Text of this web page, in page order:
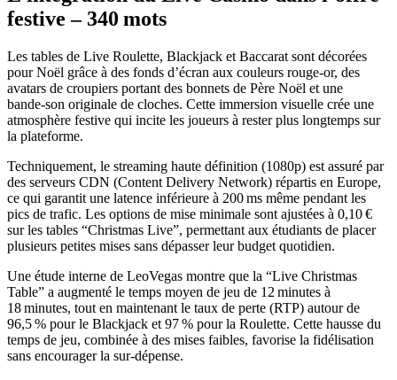
festive – 340 mots
Les tables de Live Roulette, Blackjack et Baccarat sont décorées
pour Noël grâce à des fonds d’écran aux couleurs rouge‑or, des
avatars de croupiers portant des bonnets de Père Noël et une
bande‑son originale de cloches. Cette immersion visuelle crée une
atmosphère festive qui incite les joueurs à rester plus longtemps sur
la plateforme.
Techniquement, le streaming haute définition (1080p) est assuré par
des serveurs CDN (Content Delivery Network) répartis en Europe,
ce qui garantit une latence inférieure à 200 ms même pendant les
pics de trafic. Les options de mise minimale sont ajustées à 0,10 €
sur les tables “Christmas Live”, permettant aux étudiants de placer
plusieurs petites mises sans dépasser leur budget quotidien.
Une étude interne de LeoVegas montre que la “Live Christmas
Table” a augmenté le temps moyen de jeu de 12 minutes à
18 minutes, tout en maintenant le taux de perte (RTP) autour de
96,5 % pour le Blackjack et 97 % pour la Roulette. Cette hausse du
temps de jeu, combinée à des mises faibles, favorise la fidélisation
sans encourager la sur‑dépense.